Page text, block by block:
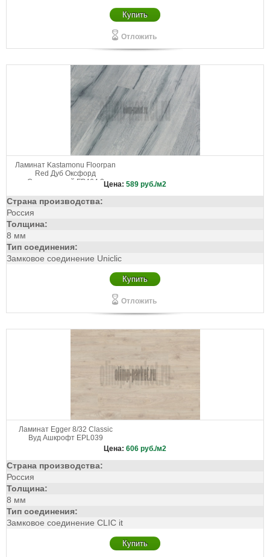
Купить
Отложить
Ламинат Kastamonu Floorpan
Red Дуб Оксфорд
Состаренный FP464.2Цена: 589 руб./м2
Страна производства:
Россия
Толщина:
8 мм
Тип соединения:
Замковое соединение Uniclic
Купить
Отложить
Ламинат Egger 8/32 Classic
Вуд Ашкрофт EPL039
Цена: 606 руб./м2
Страна производства:
Россия
Толщина:
8 мм
Тип соединения:
Замковое соединение CLIC it
Купить